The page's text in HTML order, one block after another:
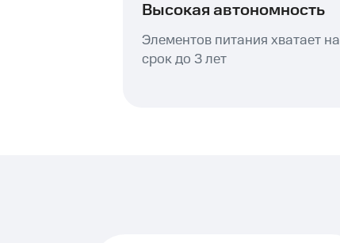
Высокая автономность
Элементов питания хватает на
срок до 3 лет